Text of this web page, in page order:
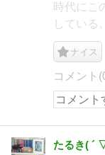
時代にこ
している
ナイス
コメント
たるき( ´